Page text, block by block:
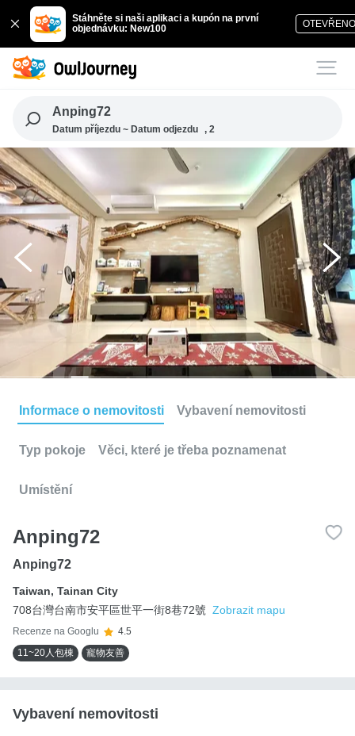
Stáhněte si naši aplikaci a kupón na první
objednávku: New100
Anping72
Datum příjezdu ~ Datum odjezdu , 2
Informace o nemovitosti Vybavení nemovitosti
Typ pokoje Věci, které je třeba poznamenat
Umístění
Anping72
Anping72
Taiwan, Tainan City
708台灣台南市安平區世平一街8巷72號 Zobrazit mapu
Recenze na Googlu
4.5
11~20人包棟
寵物友善
Vybavení nemovitosti